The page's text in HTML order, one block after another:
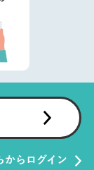
からログイン